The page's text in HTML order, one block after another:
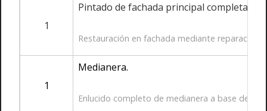
1
Pintado de fachada principal completa.
Restauración en fachada mediante
1
Medianera.
Enlucido completo de medianera a base de